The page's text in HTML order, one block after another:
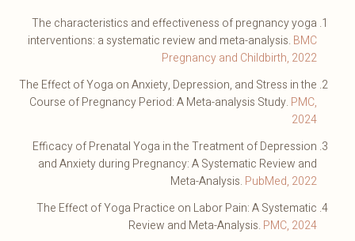
The characteristics and effectiveness of pregnancy yoga
interventions: a systematic review and meta-analysis. BMC
Pregnancy and Childbirth, 2022
The Effect of Yoga on Anxiety, Depression, and Stress in the
Course of Pregnancy Period: A Meta-analysis Study. PMC,
2024
Efficacy of Prenatal Yoga in the Treatment of Depression
and Anxiety during Pregnancy: A Systematic Review and
Meta-Analysis. PubMed, 2022
The Effect of Yoga Practice on Labor Pain: A Systematic
Review and Meta-Analysis. PMC, 2024